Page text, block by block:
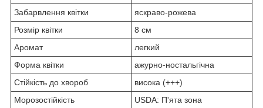
Забарвлення квітки
яскраво-рожева
Розмір квітки
8 см
Аромат
легкий
Форма квітки
ажурно-ностальгічна
Стійкість до хвороб
висока (+++)
Морозостійкість
USDA: П'ята зона